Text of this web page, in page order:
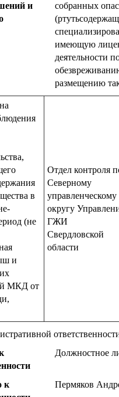
и
собранных
имеющую
деятельности
размещению
в
(не
и
МКД от
Отдел контроля
Северному
управленческому
округу
ГЖИ
Свердловской
области
Должностное
к
Пермяков